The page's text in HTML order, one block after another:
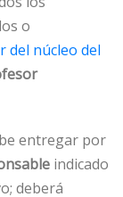
o
del núcleo del
entregar por
indicado
deberá